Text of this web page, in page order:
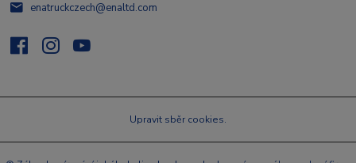
enatruckczech@enaltd.com
Upravit sběr cookies.